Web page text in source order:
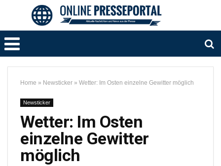
Home » Newsticker » Wetter: Im Osten einzelne Gewitter möglich
Newsticker
Wetter: Im Osten
einzelne Gewitter
möglich